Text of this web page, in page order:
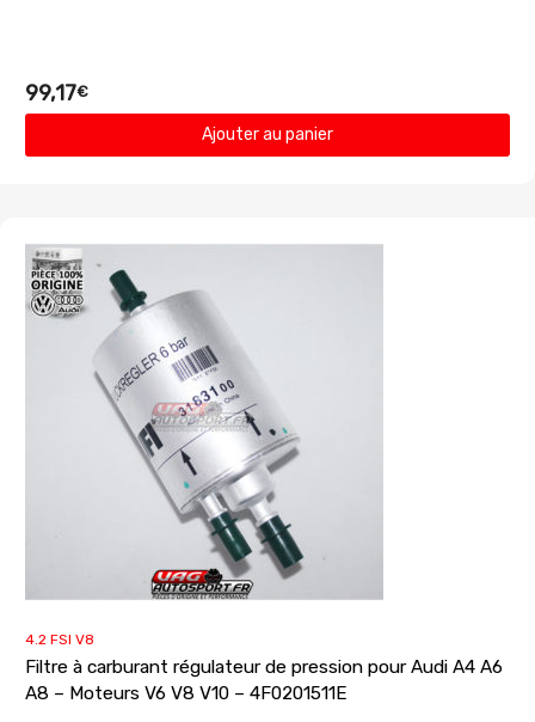
99,17€
Ajouter au panier
4.2 FSI V8
Filtre à carburant régulateur de pression pour Audi A4 A6
A8 – Moteurs V6 V8 V10 – 4F0201511E